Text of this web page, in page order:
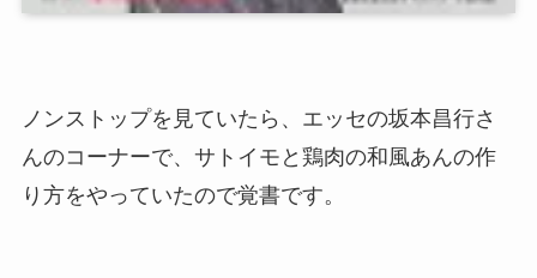
ノンストップを見ていたら、エッセの坂本昌行さ
んのコーナーで、サトイモと鶏肉の和風あんの作
り方をやっていたので覚書です。